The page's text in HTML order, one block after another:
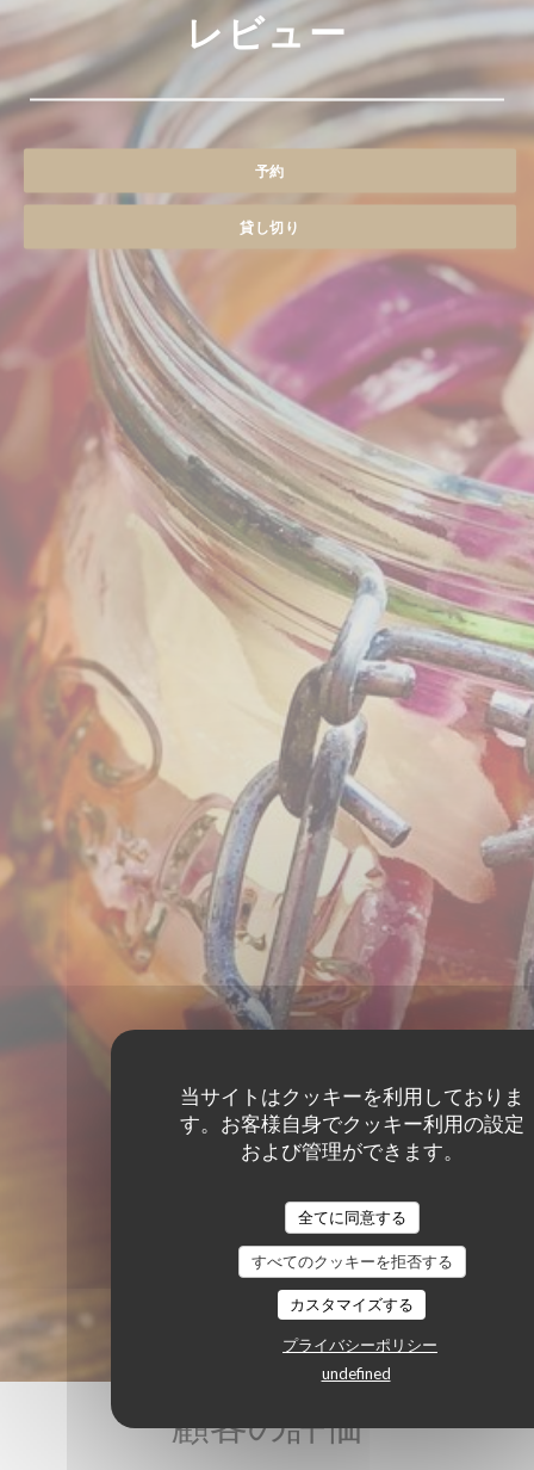
当サイトはクッキーを利用しておりま
す。お客様自身でクッキー利用の設定
および管理ができます。
全てに同意する
すべてのクッキーを拒否する
カスタマイズする
プライバシーポリシー
undefined
レビュー
予約
貸し切り
顧客の評価